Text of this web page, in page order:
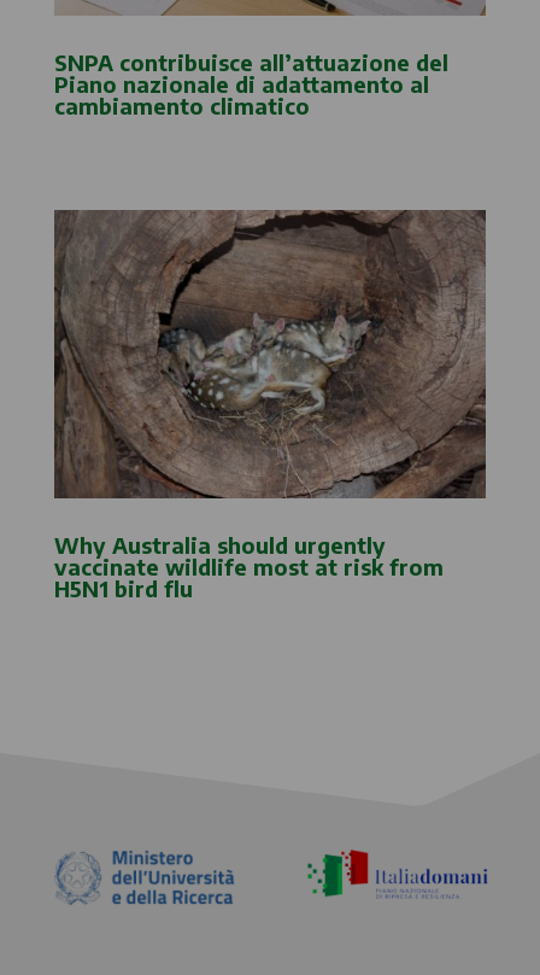
SNPA contribuisce all’attuazione del
Piano nazionale di adattamento al
cambiamento climatico
Why Australia should urgently
vaccinate wildlife most at risk from
H5N1 bird flu